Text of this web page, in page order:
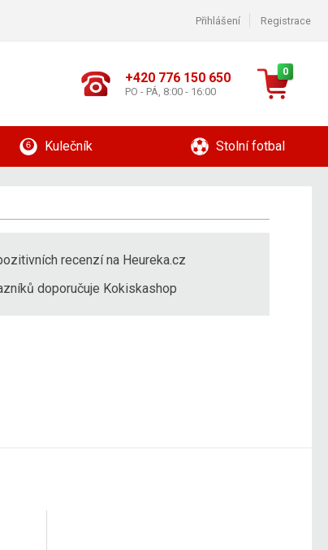
Přihlášení Registrace
+420 776 150 650
PO - PÁ, 8:00 - 16:00
0
Kulečník Stolní fotbal
recenzí na Heureka.cz
doporučuje Kokiskashop